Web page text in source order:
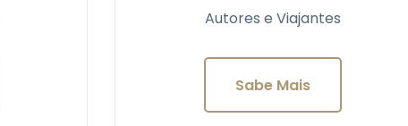
Autores e Viajantes
Sabe Mais